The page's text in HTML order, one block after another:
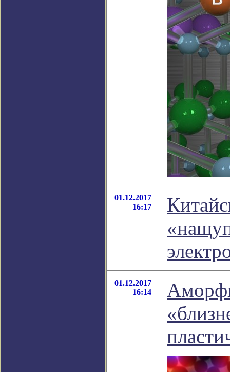
01.12.2017
16:17
01.12.2017
16:14